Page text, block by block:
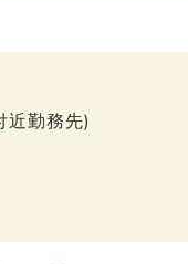
近勤務先)